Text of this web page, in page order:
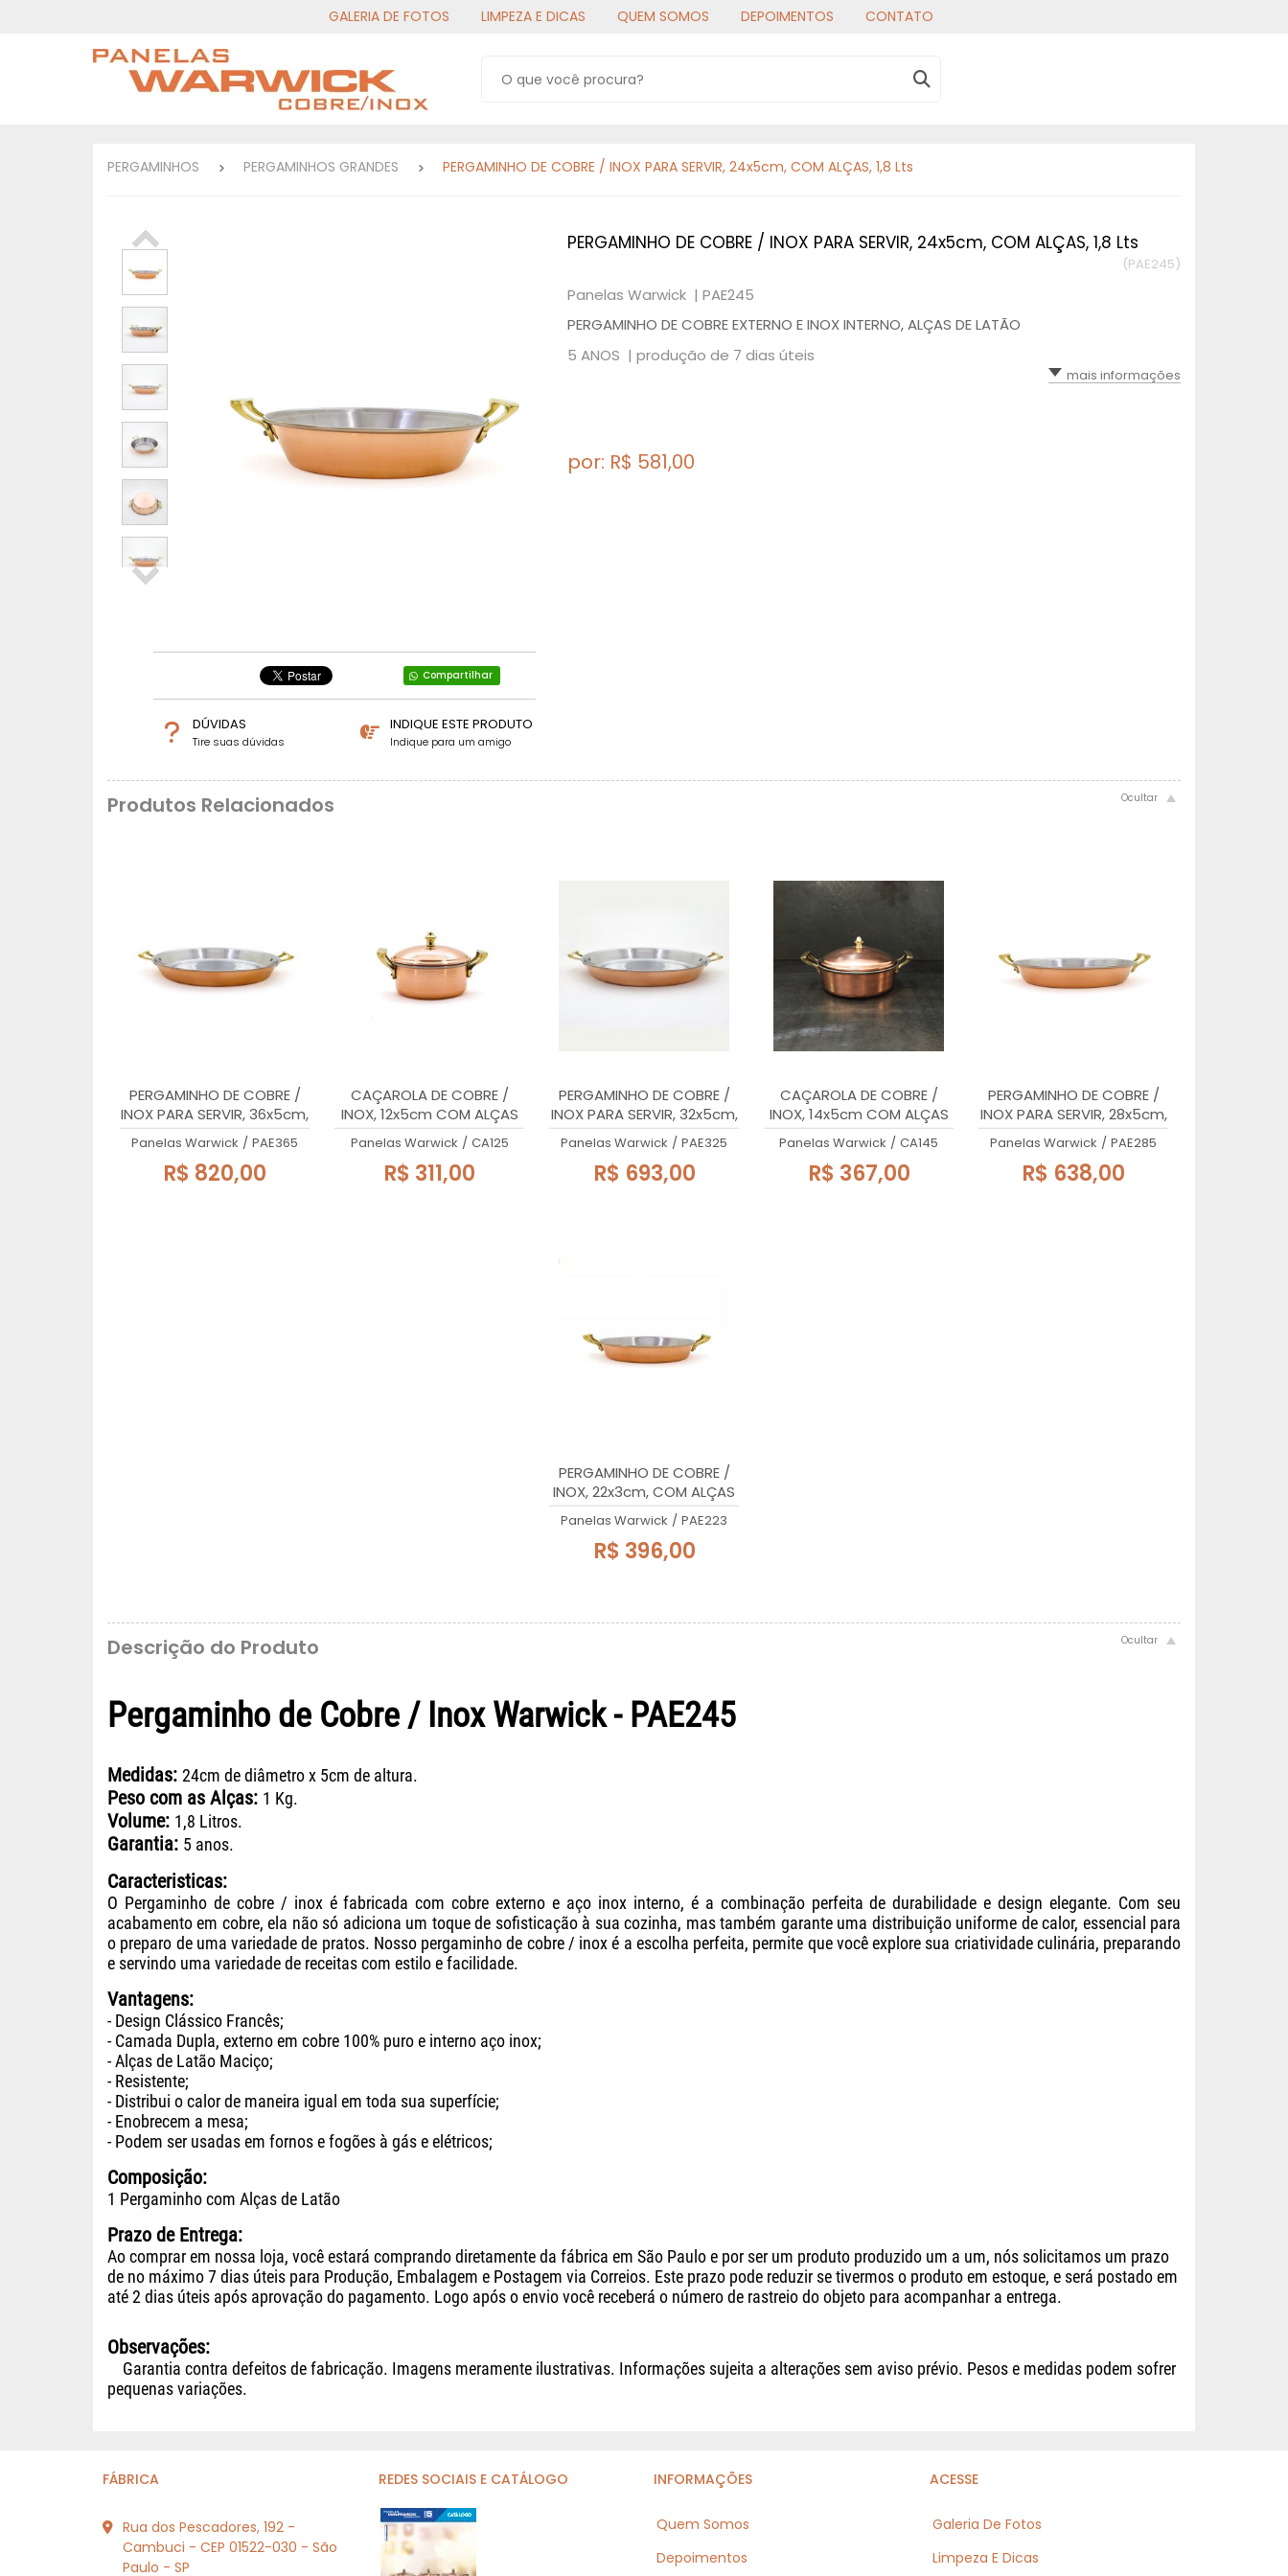
GALERIA DE FOTOS LIMPEZA E DICAS QUEM SOMOS DEPOIMENTOS CONTATO
PERGAMINHOS PERGAMINHOS GRANDES PERGAMINHO DE COBRE / INOX PARA SERVIR, 24x5cm, COM ALÇAS, 1,8 Lts
Compartilhar
DÚVIDAS
Tire suas dúvidas
INDIQUE ESTE PRODUTO
Indique para um amigo
PERGAMINHO DE COBRE / INOX PARA SERVIR, 24x5cm, COM ALÇAS, 1,8 Lts
(PAE245)
Panelas Warwick | PAE245
PERGAMINHO DE COBRE EXTERNO E INOX INTERNO, ALÇAS DE LATÃO
5 ANOS | produção de 7 dias úteis
mais informações
por: R$ 581,00
Produtos Relacionados
PERGAMINHO DE COBRE /
INOX PARA SERVIR, 36x5cm,
COM ALÇAS, 4,5 Lts
Panelas Warwick / PAE365
R$ 820,00
CAÇAROLA DE COBRE /
INOX, 12x5cm COM ALÇAS
DE LATÃO MACIÇO, 560ml
Panelas Warwick / CA125
R$ 311,00
PERGAMINHO DE COBRE /
INOX PARA SERVIR, 32x5cm,
COM ALÇAS, 3,5 Lts
Panelas Warwick / PAE325
R$ 693,00
CAÇAROLA DE COBRE /
INOX, 14x5cm COM ALÇAS
DE LATÃO MACIÇO, 770ml.
Panelas Warwick / CA145
R$ 367,00
PERGAMINHO DE COBRE /
INOX PARA SERVIR, 28x5cm,
COM ALÇAS, 2,65 Lts
Panelas Warwick / PAE285
R$ 638,00
PERGAMINHO DE COBRE /
INOX, 22x3cm, COM ALÇAS
DE LATÃO MACIÇO, 1 litro
Panelas Warwick / PAE223
R$ 396,00
Descrição do Produto
Pergaminho de Cobre / Inox Warwick - PAE245
Medidas: 24cm de diâmetro x 5cm de altura.
Peso com as Alças: 1 Kg.
Volume: 1,8 Litros.
Garantia: 5 anos.
Caracteristicas:
O Pergaminho de cobre / inox é fabricada com cobre externo e aço inox interno, é a combinação perfeita de durabilidade e design elegante. Com seu
acabamento em cobre, ela não só adiciona um toque de sofisticação à sua cozinha, mas também garante uma distribuição uniforme de calor, essencial para
o preparo de uma variedade de pratos. Nosso pergaminho de cobre / inox é a escolha perfeita, permite que você explore sua criatividade culinária, preparando
e servindo uma variedade de receitas com estilo e facilidade.
Vantagens:
- Design Clássico Francês;
- Camada Dupla, externo em cobre 100% puro e interno aço inox;
- Alças de Latão Maciço;
- Resistente;
- Distribui o calor de maneira igual em toda sua superfície;
- Enobrecem a mesa;
- Podem ser usadas em fornos e fogões à gás e elétricos;
Composição:
1 Pergaminho com Alças de Latão
Prazo de Entrega:
Ao comprar em nossa loja, você estará comprando diretamente da fábrica em São Paulo e por ser um produto produzido um a um, nós solicitamos um prazo
de no máximo 7 dias úteis para Produção, Embalagem e Postagem via Correios. Este prazo pode reduzir se tivermos o produto em estoque, e será postado em
até 2 dias úteis após aprovação do pagamento. Logo após o envio você receberá o número de rastreio do objeto para acompanhar a entrega.
Observações:
Garantia contra defeitos de fabricação. Imagens meramente ilustrativas. Informações sujeita a alterações sem aviso prévio. Pesos e medidas podem sofrer
pequenas variações.
FÁBRICA
Rua dos Pescadores, 192 -
Cambuci - CEP 01522-030 - São
Paulo - SP
REDES SOCIAIS E CATÁLOGO INFORMAÇÕES
Quem Somos
Depoimentos
ACESSE
Galeria De Fotos
Limpeza E Dicas